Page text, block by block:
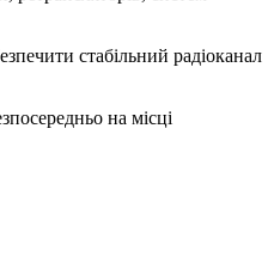
стабільний радіоканал
на місці